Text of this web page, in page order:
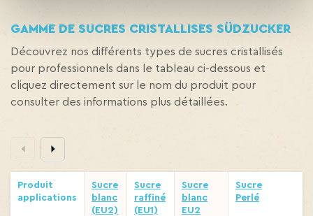
GAMME DE SUCRES CRISTALLISES SÜDZUCKER
Découvrez nos différents types de sucres cristallisés
pour professionnels dans le tableau ci-dessous et
cliquez directement sur le nom du produit pour
consulter des informations plus détaillées.
Produit
applications
Sucre
blanc
(EU2)
Sucre
raffiné
(EU1)
Sucre
blanc
EU2
Sucre
Perlé